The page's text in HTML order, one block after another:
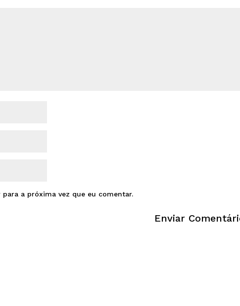
para a próxima vez que eu comentar.